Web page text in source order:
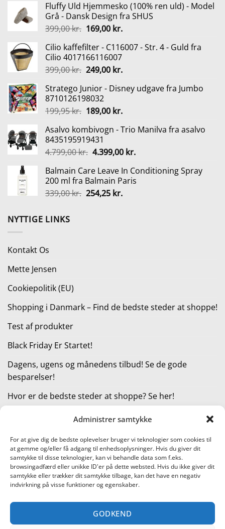
Administrer samtykke
For at give dig de bedste oplevelser bruger vi teknologier som cookies til
at gemme og/eller få adgang til enhedsoplysninger. Hvis du giver dit
samtykke til disse teknologier, kan vi behandle data som f.eks.
browsingadfærd eller unikke ID'er på dette websted. Hvis du ikke giver dit
samtykke eller trækker dit samtykke tilbage, kan det have en negativ
indvirkning på visse funktioner og egenskaber.
GODKEND
Fluffy Uld Hjemmesko (100% ren uld) - Model
Grå - Dansk Design fra SHUS
399,00kr. Den
pris
var:
399,00 kr..
169,00 kr.Den
pris
169,00 kr..
Cilio kaffefilter - C116007 - Str. 4 - Guld fra
Cilio 4017166116007
399,00kr. Den
pris
var:
399,00 kr..
249,00 kr.Den
pris
249,00 kr..
Stratego Junior - Disney udgave fra Jumbo
8710126198032
199,95kr. Den
pris
var:
199,95 kr..
189,00 kr.Den
pris
189,00 kr..
Asalvo kombivogn - Trio Manilva fra asalvo
8435195919431
4.799,00kr. Den
pris
var:
4.799,00 kr..
4.399,00 kr.Den
pris
er:
Balmain Care Leave In Conditioning Spray
200 ml fra Balmain Paris
339,00kr. Den
254,25 kr.Den
NYTTIGE LINKS
Kontakt Os
Mette Jensen
Cookiepolitik (EU)
Shopping i Danmark – Find de bedste steder at shoppe!
Test af produkter
Black Friday Er Startet!
Dagens, ugens og månedens tilbud! Se de gode
besparelser!
Hvor er de bedste steder at shoppe? Se her!
Kategorier
Læs vores guide til online shopping
PayPal Stripe